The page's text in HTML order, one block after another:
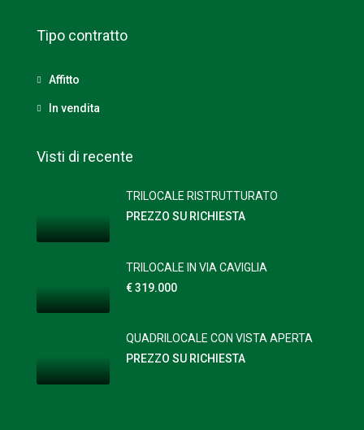
Tipo contratto
Affitto
In vendita
Visti di recente
TRILOCALE RISTRUTTURATO
PREZZO SU RICHIESTA
TRILOCALE IN VIA CAVIGLIA
€ 319.000
QUADRILOCALE CON VISTA APERTA
PREZZO SU RICHIESTA